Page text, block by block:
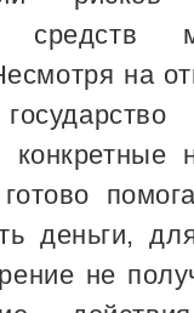
средств
на
конкретные
деньги,
не